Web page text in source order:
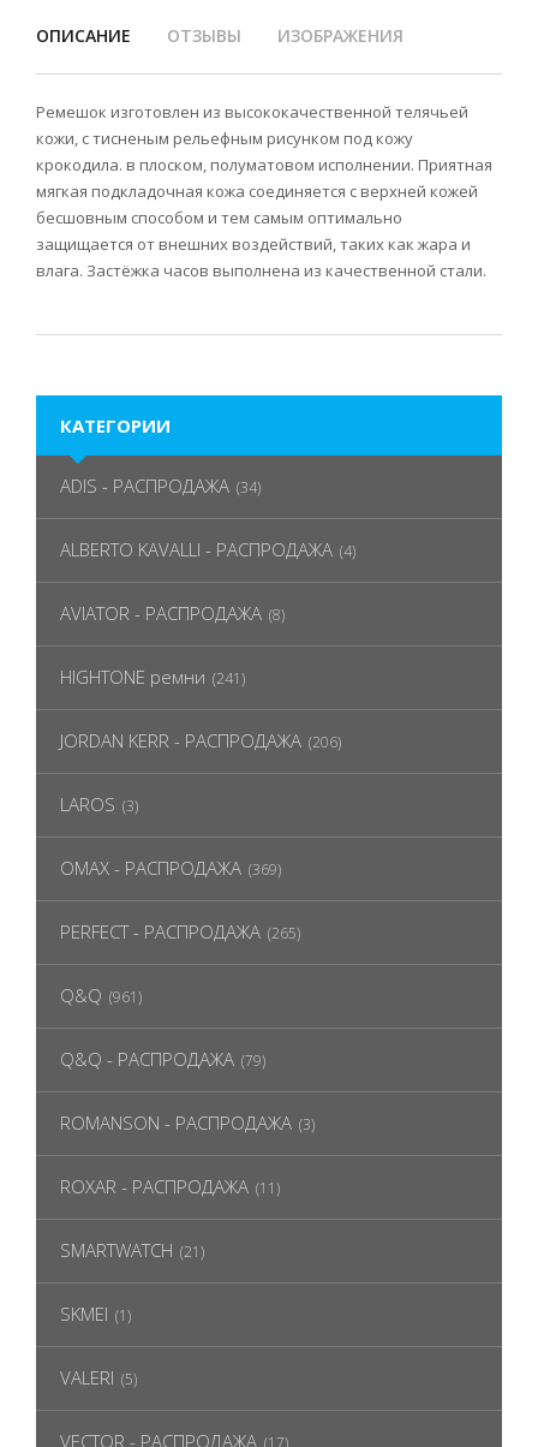
ОПИСАНИЕ ОТЗЫВЫ ИЗОБРАЖЕНИЯ
Ремешок изготовлен из высококачественной телячьей
кожи, с тисненым рельефным рисунком под кожу
крокодила. в плоском, полуматовом исполнении. Приятная
мягкая подкладочная кожа соединяется с верхней кожей
бесшовным способом и тем самым оптимально
защищается от внешних воздействий, таких как жара и
влага. Застёжка часов выполнена из качественной стали.
КАТЕГОРИИ
ADIS - РАСПРОДАЖА (34)
ALBERTO KAVALLI - РАСПРОДАЖА (4)
AVIATOR - РАСПРОДАЖА (8)
HIGHTONE ремни (241)
JORDAN KERR - РАСПРОДАЖА (206)
LAROS (3)
OMAX - РАСПРОДАЖА (369)
PERFECT - РАСПРОДАЖА (265)
Q&Q (961)
Q&Q - РАСПРОДАЖА (79)
ROMANSON - РАСПРОДАЖА (3)
ROXAR - РАСПРОДАЖА (11)
SMARTWATCH (21)
SKMEI (1)
VALERI (5)
VECTOR - РАСПРОДАЖА (17)